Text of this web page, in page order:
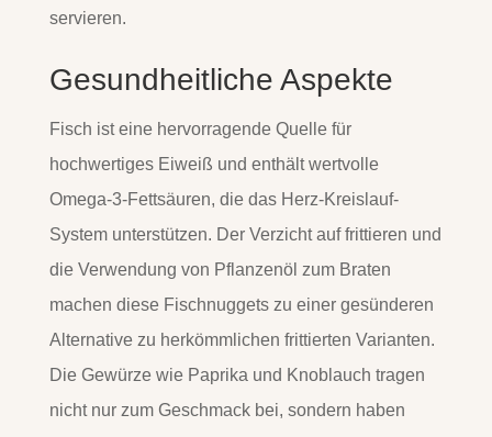
servieren.
Gesundheitliche Aspekte
Fisch ist eine hervorragende Quelle für
hochwertiges Eiweiß und enthält wertvolle
Omega-3-Fettsäuren, die das Herz-Kreislauf-
System unterstützen. Der Verzicht auf frittieren und
die Verwendung von Pflanzenöl zum Braten
machen diese Fischnuggets zu einer gesünderen
Alternative zu herkömmlichen frittierten Varianten.
Die Gewürze wie Paprika und Knoblauch tragen
nicht nur zum Geschmack bei, sondern haben